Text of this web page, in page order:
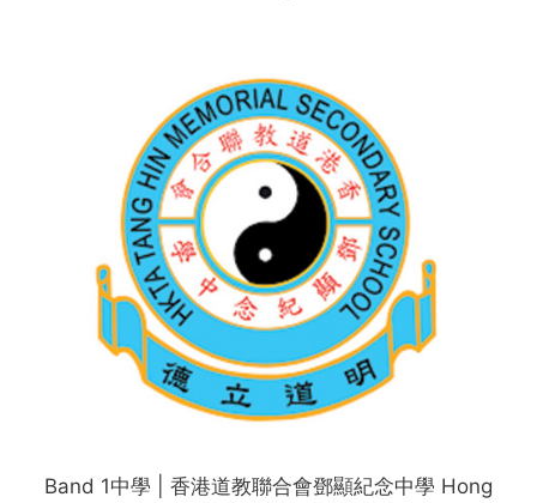
Band 1中學 | 香港道教聯合會鄧顯紀念中學 Hong